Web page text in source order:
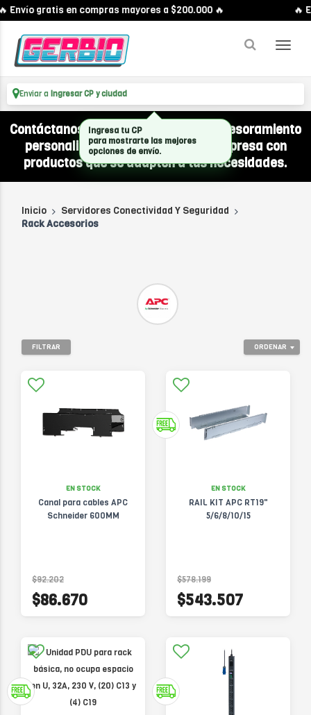
Envío gratis en compras mayores a $200.000 🔥 🔥
Enviar a Ingresar CP y ciudad
Contáctanos por WhatsApp y recibí asesoramiento
personalizado para equipar a tu empresa con
productos que se adapten a tus necesidades.
Inicio
Servidores Conectividad Y Seguridad
Rack Accesorios
ORDENAR
FILTRAR
EN STOCK
Canal para cables APC
Schneider 600MM
$92.202
$86.670
EN STOCK
RAIL KIT APC RT19"
5/6/8/10/15
$578.199
$543.507
Ingresa tu CP
para mostrarte las mejores
opciones de envío.